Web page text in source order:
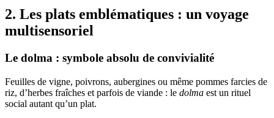
2. Les plats emblématiques : un voyage
multisensoriel
Le dolma : symbole absolu de convivialité
Feuilles de vigne, poivrons, aubergines ou même pommes farcies de
riz, d’herbes fraîches et parfois de viande : le dolma est un rituel
social autant qu’un plat.